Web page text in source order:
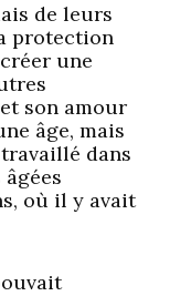
de leurs
protection
créer une
son amour
âge, mais
dans
où il y avait